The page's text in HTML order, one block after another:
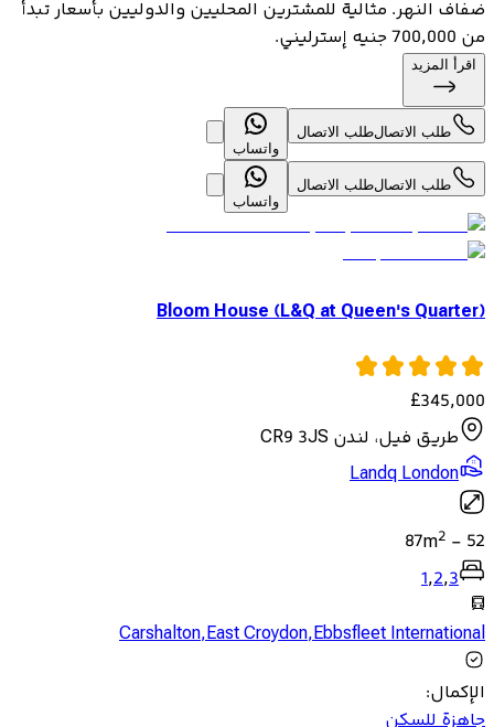
ضفاف النهر. مثالية للمشترين المحليين والدوليين بأسعار تبدأ
من 700,000 جنيه إسترليني.
اقرأ المزيد
طلب الاتصالطلب الاتصال
واتساب
طلب الاتصالطلب الاتصال
واتساب
Bloom House (L&Q at Queen's Quarter)
£345,000
طريق فيل، لندن CR9 3JS
Landq London
52
-
87m2
1,2,3
Carshalton,East Croydon,Ebbsfleet International
الإكمال:
جاهزة للسكن